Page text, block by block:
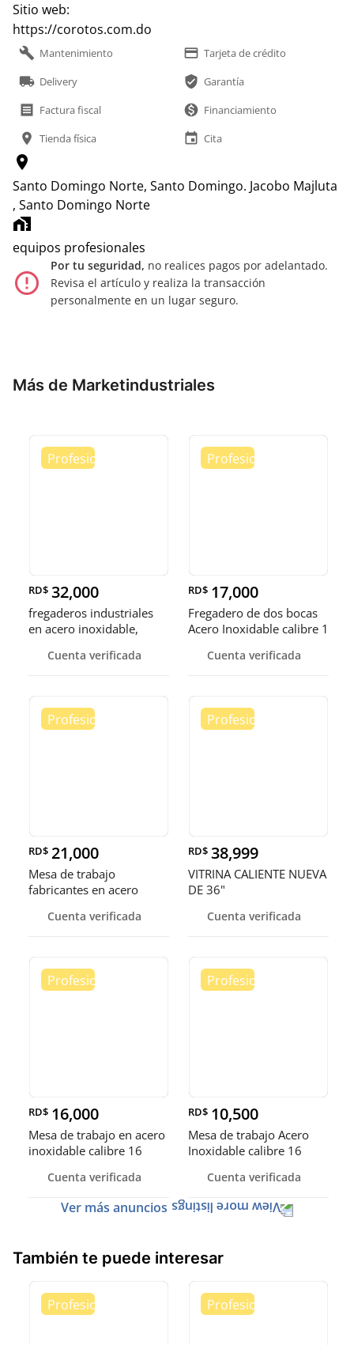
Sitio web:
https://corotos.com.do
build Mantenimiento payment Tarjeta de crédito
local_shipping Delivery verified_user Garantía
receipt Factura fiscal monetization_on Financiamiento
location_on Tienda física event Cita
location_on
Santo Domingo Norte, Santo Domingo. Jacobo Majluta
, Santo Domingo Norte
home_work
equipos profesionales
error_outline
Por tu seguridad, no realices pagos por adelantado.
Revisa el artículo y realiza la transacción
personalmente en un lugar seguro.
Más de Marketindustriales
RD$ 32,000
fregaderos industriales
en acero inoxidable,
Cuenta verificada
RD$ 17,000
Fregadero de dos bocas
Acero Inoxidable calibre 1
Cuenta verificada
RD$ 21,000
Mesa de trabajo
fabricantes en acero
Cuenta verificada
RD$ 38,999
VITRINA CALIENTE NUEVA
DE 36"
Cuenta verificada
RD$ 16,000
Mesa de trabajo en acero
inoxidable calibre 16
Cuenta verificada
RD$ 10,500
Mesa de trabajo Acero
Inoxidable calibre 16
Cuenta verificada
Ver más anuncios
También te puede interesar